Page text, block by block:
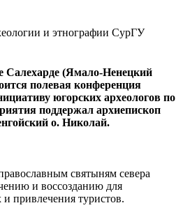
и этнографии СурГУ
Салехарде (Ямало-Ненецкий
полевая конференция
югорских археологов по
поддержал архиепископ
о. Николай.
святыням севера
и воссозданию для
привлечения туристов.